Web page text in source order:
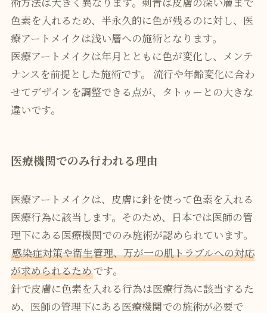
色素を入れるため、半永久的に色が残るのに対し、医
療アートメイクは浅い層への施術となります。
医療アートメイクは年月とともに色が変化し、メンテ
ナンスを前提とした施術です。 流行や年齢変化に合わ
せてデザインを調整できる点が、タトゥーとの大きな
違いです。
医療機関でのみ行われる理由
医療アートメイクは、皮膚に針を使って色素を入れる
医療行為に該当します。そのため、日本では医師の管
理下にある医療機関でのみ施術が認められています。
感染症対策や衛生管理、万が一の肌トラブルへの対応
が求められるためです。
針で皮膚に色素を入れる行為は医療行為に該当するた
め、医師の管理下にある医療機関での施術が必要で